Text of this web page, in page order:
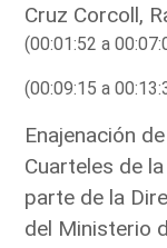
Cruz Corcoll,
(00:01:52 a
(00:09:15 a
Enajenación
Cuarteles de
parte de la
del Ministerio